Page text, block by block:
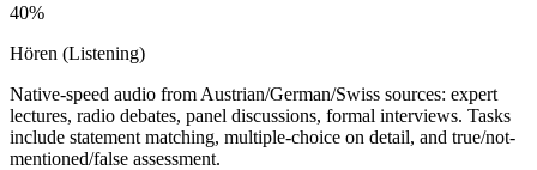
40%
Hören (Listening)
Native-speed audio from Austrian/German/Swiss sources: expert
lectures, radio debates, panel discussions, formal interviews. Tasks
include statement matching, multiple-choice on detail, and true/not-
mentioned/false assessment.